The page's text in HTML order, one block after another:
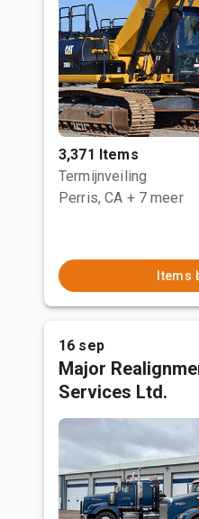
3,371 Items
Termijnveiling
Perris, CA + 7 meer
Items
16 sep
Major
Services Ltd.